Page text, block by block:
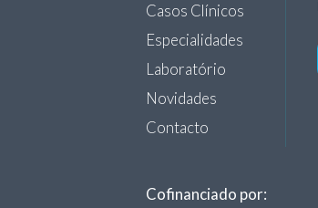
Casos Clínicos
Especialidades
Laboratório
Novidades
Contacto
Cofinanciado por: